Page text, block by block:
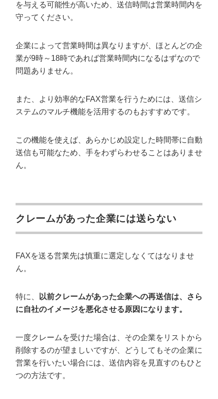
を与える可能性が高いため、送信時間は営業時間内を
守ってください。
企業によって営業時間は異なりますが、ほとんどの企
業が9時～18時であれば営業時間内になるはずなので
問題ありません。
また、より効率的なFAX営業を行うためには、送信シ
ステムのマルチ機能を活用するのもおすすめです。
この機能を使えば、あらかじめ設定した時間帯に自動
送信も可能なため、手をわずらわせることはありませ
ん。
クレームがあった企業には送らない
FAXを送る営業先は慎重に選定しなくてはなりませ
ん。
特に、
以前クレームがあった企業への再送信は、さら
に自社のイメージを悪化させる原因になります。
一度クレームを受けた場合は、その企業をリストから
削除するのが望ましいですが、どうしてもその企業に
営業を行いたい場合には、送信内容を見直すのもひと
つの方法です。